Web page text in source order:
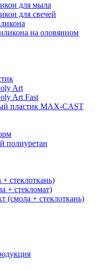
для мыла
для свечей
на оловянном
Art
Art Fast
пластик MAX-CAST
полиуретан
стеклоткань)
+ стекломат)
(смола + стеклоткань)